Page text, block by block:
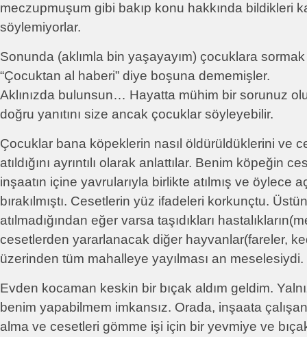
meczupmuşum gibi bakıp konu hakkında bildikleri
söylemiyorlar.
Sonunda (aklımla bin yaşayayım) çocuklara
“Çocuktan al haberi” diye boşuna dememişler.
Aklınızda bulunsun… Hayatta mühim bir sorunuz
doğru yanıtını size ancak çocuklar söyleyebilir.
Çocuklar bana köpeklerin nasıl öldürüldüklerini ve
atıldığını ayrıntılı olarak anlattılar. Benim köpeğin
inşaatın içine yavrularıyla birlikte atılmış ve öylece
bırakılmıştı. Cesetlerin yüz ifadeleri korkunçtu.
atılmadığından eğer varsa taşıdıkları
cesetlerden yararlanacak diğer hayvanlar(fareler,
üzerinden tüm mahalleye yayılması an meselesiydi.
Evden kocaman keskin bir bıçak aldım geldim.
benim yapabilmem imkansız. Orada, inşaata
alma ve cesetleri gömme işi için bir yevmiye ve bıçak